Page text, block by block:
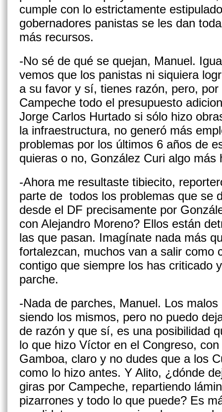
cumple con lo estricta­mente
gobernadores panistas se les dan
más recursos.
-No sé de qué se quejan, Manuel.
vemos que los panistas ni siquiera
a su favor y sí, tienes razón, pero,
Campeche todo el pre­supuesto
Jorge Carlos Hurtado si sólo hizo
la infraestructura, no generó más
problemas por los últimos 6 años de
quieras o no, González Curi algo más
-Ahora me resultaste tibiecito,
parte de todos los problemas que se
desde el DF precisa­mente por
con Alejandro Moreno? Ellos están
las que pasan. Imagínate nada más
fortalezcan, mu­chos van a salir como
contigo que siempre los has criticado
parche.
-Nada de parches, Manuel. Los
siendo los mismos, pero no puedo
de razón y que sí, es una posibilidad
lo que hizo Víctor en el Congreso,
Gamboa, claro y no dudes que a los
como lo hizo antes. Y Alito, ¿dónde
giras por Campeche, repartiendo
pizarrones y todo lo que puede? Es